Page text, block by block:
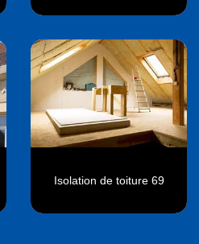
Isolation de toiture 69